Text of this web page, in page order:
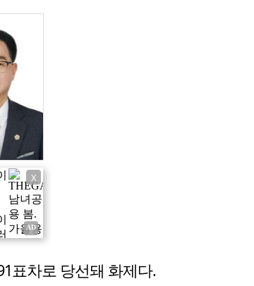
X
표차로 당선돼 화제다.